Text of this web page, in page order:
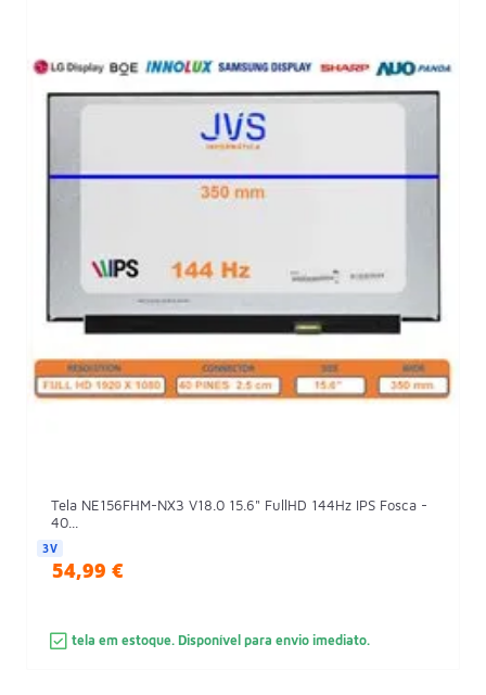
Tela NE156FHM-NX3 V18.0 15.6" FullHD 144Hz IPS Fosca -
40...
3V
54,99 €
tela em estoque. Disponível para envio imediato.